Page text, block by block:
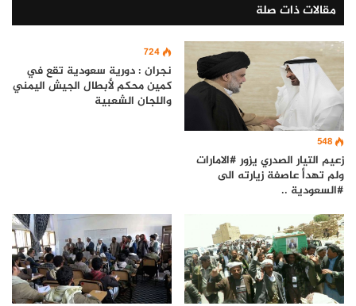
مقالات ذات صلة
548
زعيم التيار الصدري يزور #الامارات
ولم تهدأ عاصفة زيارته الى
#السعودية ..
724
نجران : دورية سعودية تقع في
كمين محكم لأبطال الجيش اليمني
واللجان الشعبية